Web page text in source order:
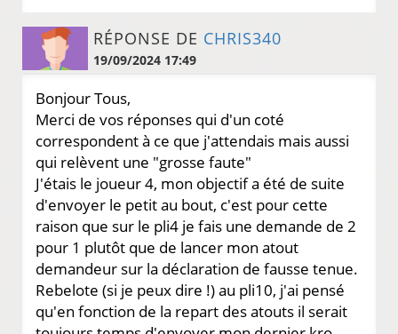
RÉPONSE DE CHRIS340
19/09/2024 17:49
Bonjour Tous,
Merci de vos réponses qui d'un coté
correspondent à ce que j'attendais mais aussi
qui relèvent une "grosse faute"
J'étais le joueur 4, mon objectif a été de suite
d'envoyer le petit au bout, c'est pour cette
raison que sur le pli4 je fais une demande de 2
pour 1 plutôt que de lancer mon atout
demandeur sur la déclaration de fausse tenue.
Rebelote (si je peux dire !) au pli10, j'ai pensé
qu'en fonction de la repart des atouts il serait